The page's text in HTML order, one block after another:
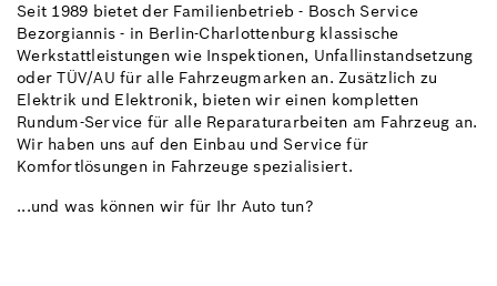
Seit 1989 bietet der Familienbetrieb - Bosch Service
Bezorgiannis - in Berlin-Charlottenburg klassische
Werkstattleistungen wie Inspektionen, Unfallinstandsetzung
oder TÜV/AU für alle Fahrzeugmarken an. Zusätzlich zu
Elektrik und Elektronik, bieten wir einen kompletten
Rundum-Service für alle Reparaturarbeiten am Fahrzeug an.
Wir haben uns auf den Einbau und Service für
Komfortlösungen in Fahrzeuge spezialisiert.
...und was können wir für Ihr Auto tun?